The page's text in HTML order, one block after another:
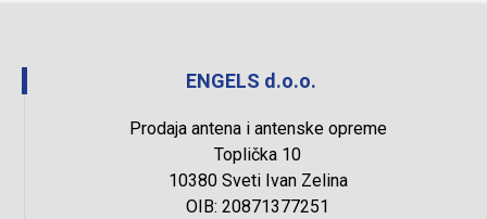
ENGELS d.o.o.
Prodaja antena i antenske opreme
Toplička 10
10380 Sveti Ivan Zelina
OIB: 20871377251